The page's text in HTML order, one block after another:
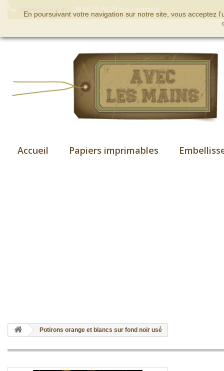
Accueil Papiers imprimables
Potirons orange et blancs sur fond noir usé
En poursuivant votre navigation sur notre site, vous acceptez